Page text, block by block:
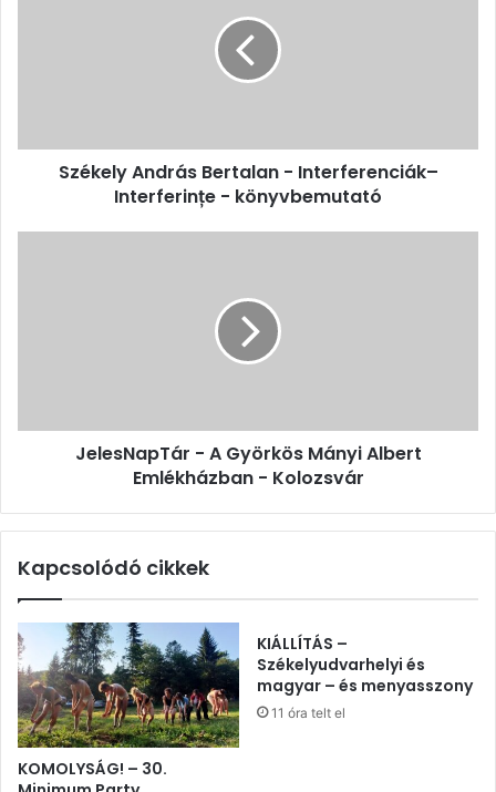
Székely András Bertalan - Interferenciák–
Interferințe - könyvbemutató
Kolozsvár
JelesNapTár - A Györkös Mányi Albert
Emlékházban - Kolozsvár
Kapcsolódó cikkek
KOMOLYSÁG! – 30.
KIÁLLÍTÁS –
Székelyudvarhelyi és
magyar – és menyasszony
11 óra telt el